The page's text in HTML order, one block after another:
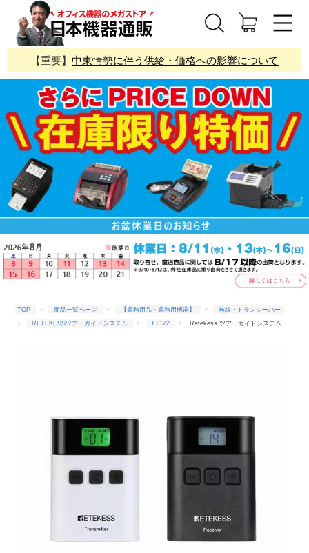
【重要】 中東情勢に伴う供給・価格への影響について
TOP 商品一覧ページ 【業務用品・業務用機器】
無線・トランシーバー
RETEKESSツアーガイドシステム
TT122
Retekess ツアーガイドシステム